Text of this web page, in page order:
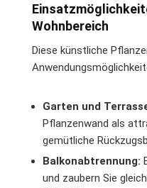
Wohnbereich
Diese künstliche
Garten und
Pflanzenwand als
gemütliche
Balkonabtrennung:
und zaubern Sie